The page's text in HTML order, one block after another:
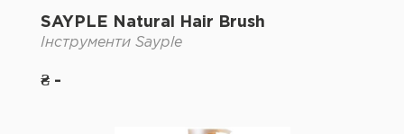
SAYPLE Natural Hair Brush
Інструменти Sayple
₴ -